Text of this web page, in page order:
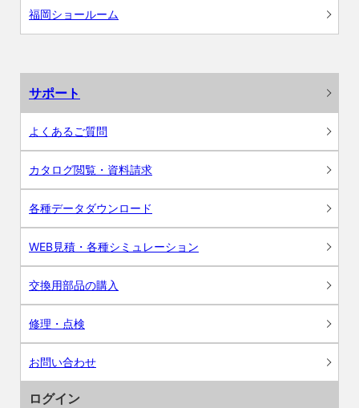
福岡ショールーム
サポート
よくあるご質問
カタログ閲覧・資料請求
各種データダウンロード
WEB見積・各種シミュレーション
交換用部品の購入
修理・点検
お問い合わせ
ログイン